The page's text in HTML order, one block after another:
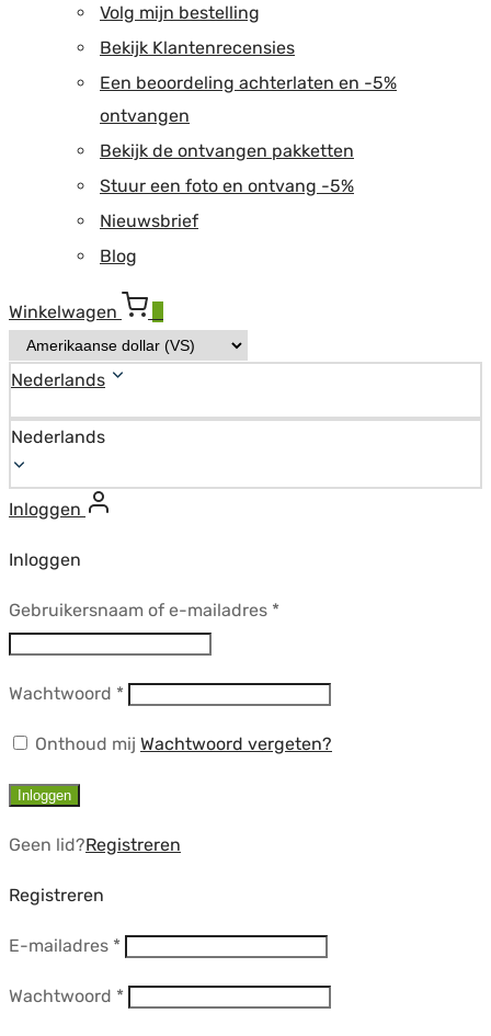
Volg mijn bestelling
Bekijk Klantenrecensies
Een beoordeling achterlaten en -5%
ontvangen
Bekijk de ontvangen pakketten
Stuur een foto en ontvang -5%
Nieuwsbrief
Blog
Winkelwagen
Nederlands
Nederlands
Inloggen
Inloggen
Gebruikersnaam of e-mailadres *Vereist
Wachtwoord *Vereist
Onthoud mij Wachtwoord vergeten?
Inloggen
Geen lid?Registreren
Registreren
E-mailadres *Vereist
Wachtwoord *Vereist